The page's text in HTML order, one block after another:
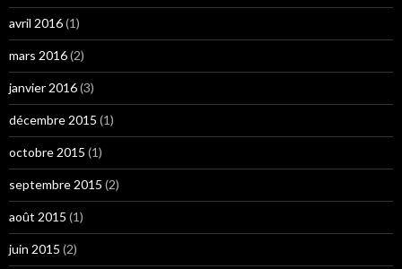
avril 2016(1)
mars 2016(2)
janvier 2016(3)
décembre 2015 (1)
octobre 2015 (1)
septembre 2015 (2)
août 2015 (1)
juin 2015 (2)